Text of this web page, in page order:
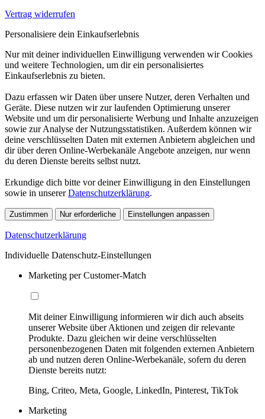
Vertrag widerrufen
Personalisiere dein Einkaufserlebnis
Nur mit deiner individuellen Einwilligung verwenden wir Cookies
und weitere Technologien, um dir ein personalisiertes
Einkaufserlebnis zu bieten.
Dazu erfassen wir Daten über unsere Nutzer, deren Verhalten und
Geräte. Diese nutzen wir zur laufenden Optimierung unserer
Website und um dir personalisierte Werbung und Inhalte anzuzeigen
sowie zur Analyse der Nutzungsstatistiken. Außerdem können wir
deine verschlüsselten Daten mit externen Anbietern abgleichen und
dir über deren Online-Werbekanäle Angebote anzeigen, nur wenn
du deren Dienste bereits selbst nutzt.
Erkundige dich bitte vor deiner Einwilligung in den Einstellungen
sowie in unsererDatenschutzerklärung.
Zustimmen Nur erforderliche Einstellungen anpassen
Datenschutzerklärung
Individuelle Datenschutz-Einstellungen
Marketing per Customer-Match
Mit deiner Einwilligung informieren wir dich auch abseits
unserer Website über Aktionen und zeigen dir relevante
Produkte. Dazu gleichen wir deine verschlüsselten
personenbezogenen Daten mit folgenden externen Anbietern
ab und nutzen deren Online-Werbekanäle, sofern du deren
Dienste bereits nutzt:
Bing, Criteo, Meta, Google, LinkedIn, Pinterest, TikTok
Marketing